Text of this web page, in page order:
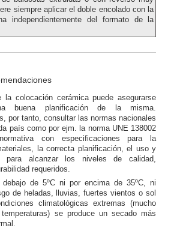
siempre aplicar el doble encolado con la
independientemente del formato de la
la colocación cerámica puede asegurarse
buena planificación de la misma.
por tanto, consultar las normas nacionales
país como por ejm. la norma UNE 138002
con especificaciones para la
la correcta planificación, el uso y
para alcanzar los niveles de calidad,
requeridos.
debajo de 5ºC ni por encima de 35ºC, ni
de heladas, lluvias, fuertes vientos o sol
climatológicas extremas (mucho
se produce un secado más